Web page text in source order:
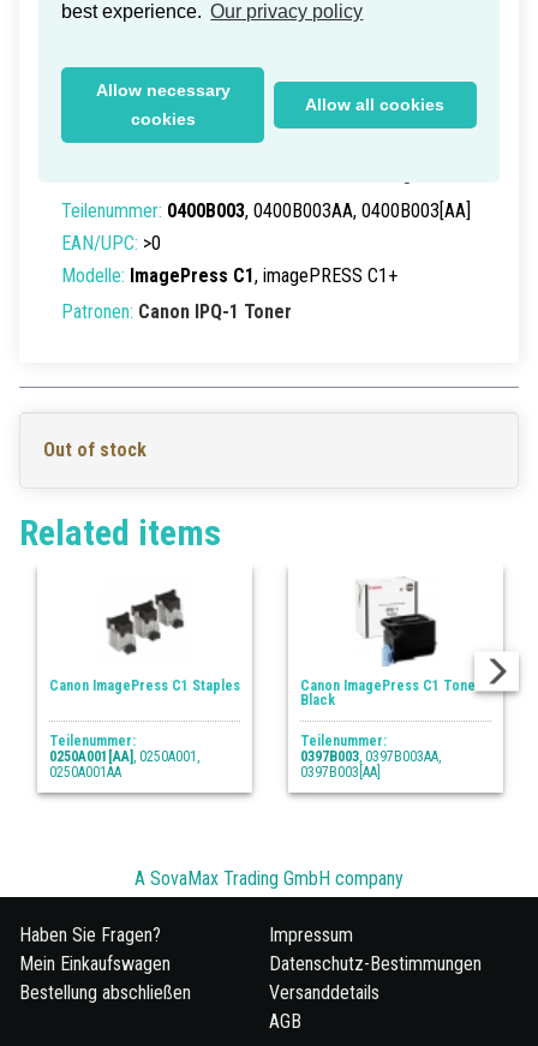
best experience. Our privacy policy
Allow necessary
cookies
Allow all cookies
Canon IPQ-1 Toner Yellow 16k
(New Box)
Teilenummer: 0400B003, 0400B003AA, 0400B003[AA]
EAN/UPC: >0
Modelle: ImagePress C1, imagePRESS C1+
Patronen: Canon IPQ-1 Toner
Out of stock
Related items
Canon ImagePress C1 Staples
Teilenummer:
0250A001[AA], 0250A001,
0250A001AA
Canon ImagePress C1 Toner
Black
Teilenummer:
0397B003, 0397B003AA,
0397B003[AA]
A SovaMax Trading GmbH company
Haben Sie Fragen?
Mein Einkaufswagen
Bestellung abschließen
Impressum
Datenschutz-Bestimmungen
Versanddetails
AGB